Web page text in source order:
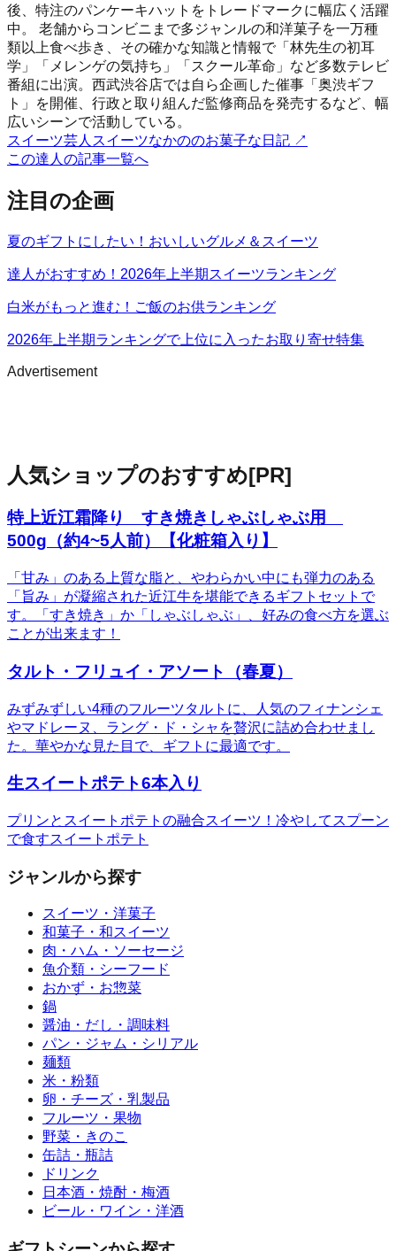
後、特注のパンケーキハットをトレードマークに幅広く活躍
中。 老舗からコンビニまで多ジャンルの和洋菓子を一万種
類以上食べ歩き、その確かな知識と情報で「林先生の初耳
学」「メレンゲの気持ち」「スクール革命」など多数テレビ
番組に出演。西武渋谷店では自ら企画した催事「奥渋ギフ
ト」を開催、行政と取り組んだ監修商品を発売するなど、幅
広いシーンで活動している。
スイーツ芸人スイーツなかののお菓子な日記 ↗
この達人の記事一覧へ
注目の企画
夏のギフトにしたい！おいしいグルメ＆スイーツ
達人がおすすめ！2026年上半期スイーツランキング
白米がもっと進む！ご飯のお供ランキング
2026年上半期ランキングで上位に入ったお取り寄せ特集
Advertisement
人気ショップのおすすめ[PR]
特上近江霜降り すき焼きしゃぶしゃぶ用
500g（約4~5人前）【化粧箱入り】
「甘み」のある上質な脂と、やわらかい中にも弾力のある
「旨み」が凝縮された近江牛を堪能できるギフトセットで
す。「すき焼き」か「しゃぶしゃぶ」、好みの食べ方を選ぶ
ことが出来ます！
タルト・フリュイ・アソート（春夏）
みずみずしい4種のフルーツタルトに、人気のフィナンシェ
やマドレーヌ、ラング・ド・シャを贅沢に詰め合わせまし
た。華やかな見た目で、ギフトに最適です。
生スイートポテト6本入り
プリンとスイートポテトの融合スイーツ！冷やしてスプーン
で食すスイートポテト
ジャンルから探す
スイーツ・洋菓子
和菓子・和スイーツ
肉・ハム・ソーセージ
魚介類・シーフード
おかず・お惣菜
鍋
醤油・だし・調味料
パン・ジャム・シリアル
麺類
米・粉類
卵・チーズ・乳製品
フルーツ・果物
野菜・きのこ
缶詰・瓶詰
ドリンク
日本酒・焼酎・梅酒
ビール・ワイン・洋酒